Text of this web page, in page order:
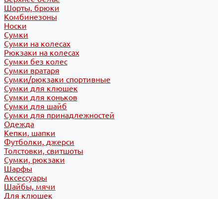
Шорты, брюки
Комбинезоны
Носки
Сумки
Сумки на колесах
Рюкзаки на колесах
Сумки без колес
Сумки вратаря
Сумки/рюкзаки спортивные
Сумки для клюшек
Сумки для коньков
Сумки для шайб
Сумки для принадлежностей
Одежда
Кепки, шапки
Футболки, джерси
Толстовки, свитшоты
Сумки, рюкзаки
Шарфы
Аксессуары
Шайбы, мячи
Для клюшек